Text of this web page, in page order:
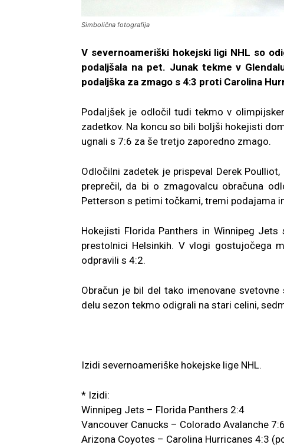
Simbolična fotografija
V severnoameriški hokejski ligi NHL so
podaljšala na pet. Junak tekme v
podaljška za zmago s 4:3 proti Carolina
Podaljšek je odločil tudi tekmo v
zadetkov. Na koncu so bili boljši hokejisti
ugnali s 7:6 za še tretjo zaporedno zmago.
Odločilni zadetek je prispeval Derek
preprečil, da bi o zmagovalcu obračuna
Petterson s petimi točkami, tremi podajama
Hokejisti Florida Panthers in Winnipeg
prestolnici Helsinkih. V vlogi gostujočega
odpravili s 4:2.
Obračun je bil del tako imenovane
delu sezon tekmo odigrali na stari celini,
Izidi severnoameriške hokejske lige NHL.
* Izidi:
Winnipeg Jets – Florida Panthers 2:4
Vancouver Canucks – Colorado Avalanche
Arizona Coyotes – Carolina Hurricanes 4:3